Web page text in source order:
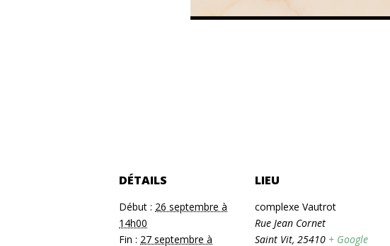
DÉTAILS
Début : 26 septembre à
14h00
Fin : 27 septembre à
LIEU
complexe Vautrot
Rue Jean Cornet
Saint Vit, 25410 + Google